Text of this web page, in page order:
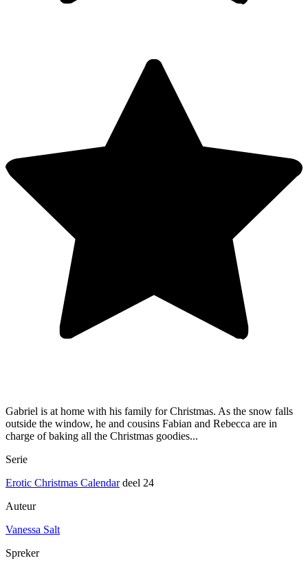
Gabriel is at home with his family for Christmas. As the snow falls
outside the window, he and cousins Fabian and Rebecca are in
charge of baking all the Christmas goodies...
Serie
Erotic Christmas Calendardeel 24
Auteur
Vanessa Salt
Spreker